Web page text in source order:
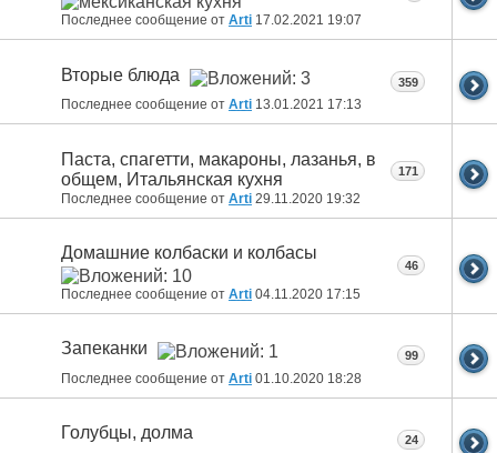
Последнее сообщение от Arti 17.02.2021 19:07
Вторые блюда
Последнее сообщение от Arti 13.01.2021 17:13
359
Паста, спагетти, макароны, лазанья, в
общем, Итальянская кухня
Последнее сообщение от Arti 29.11.2020 19:32
171
Домашние колбаски и колбасы
Последнее сообщение от Arti 04.11.2020 17:15
46
Запеканки
Последнее сообщение от Arti 01.10.2020 18:28
99
Голубцы, долма 24